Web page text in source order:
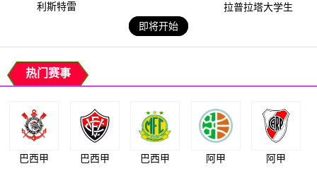
利斯特雷
拉普拉塔大学生
即将开始
热门赛事
巴西甲 巴西甲 巴西甲 阿甲 阿甲